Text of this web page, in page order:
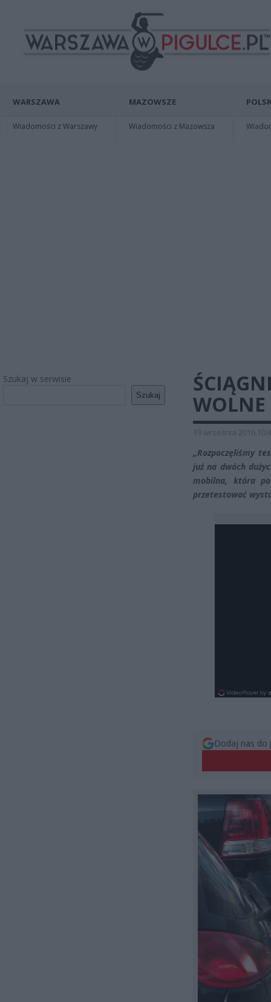
WARSZAWA
Wiadomości z Warszawy
MAZOWSZE
Wiadomości z Mazowsza
Szukaj w serwisie
Szukaj
WOLNE
19 września 2016
„Rozpoczęliśmy
już na dwóch
mobilna, która
przetestować
Dodaj nas do